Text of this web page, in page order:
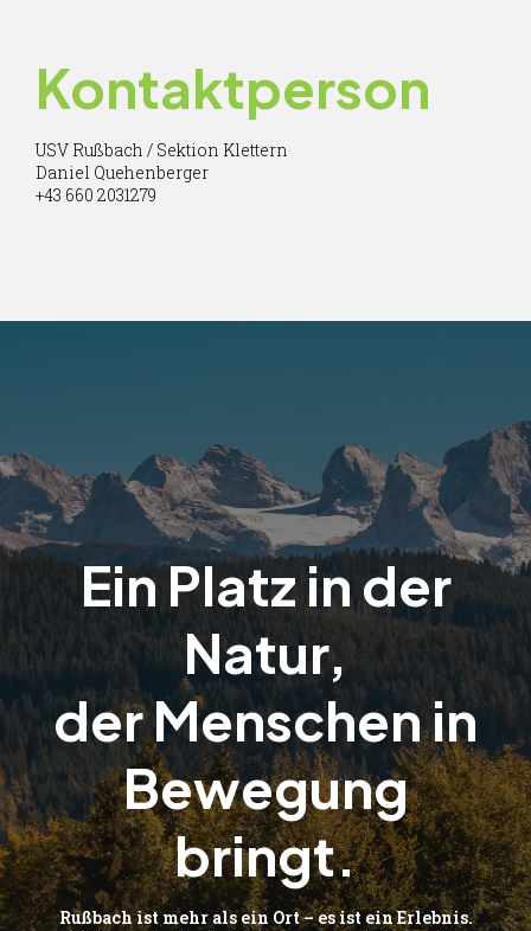
Kontaktperson
USV Rußbach / Sektion Klettern
Daniel Quehenberger
+43 660 2031279
Ein Platz in der
Natur,
der Menschen in
Bewegung
bringt.
Rußbach ist mehr als ein Ort – es ist ein Erlebnis.